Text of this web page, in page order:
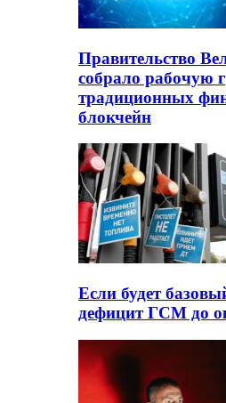
Правительство
собрало рабочую
традиционных
блокчейн
Если будет
дефицит ГСМ до